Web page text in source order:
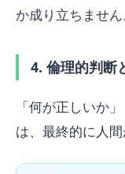
か成り立ちません
4. 倫理的判断
「何が正しいか
は、最終的に人間